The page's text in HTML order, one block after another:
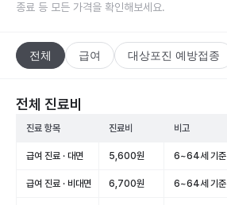
종료 등 모든 가격을 확인해보세요.
전체 급여 대상포진 예방접종
전체 진료비
진료 항목 진료비 비고
급여 진료 · 대면 5,600원 6~64세 기준
급여 진료 · 비대면 6,700원 6~64세 기준